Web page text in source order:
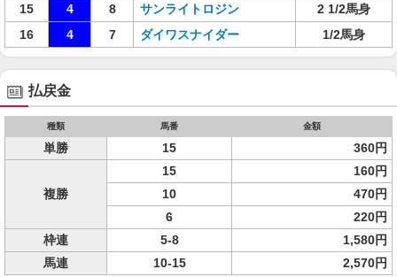
15
4 8 サンライトロジン
2 1/2馬身
16
4 7 ダイワスナイダー 1/2馬身
払戻金
種類 馬番 金額
単勝 15 360円
複勝
15
160円
10
470円
6
220円
枠連
5-8
1,580円
馬連
10-15 2,570円